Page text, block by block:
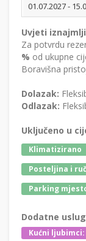
01.07.2027 -
Uvjeti
Za potvrdu
% od ukupne
Boravišna
Dolazak:
Odlazak:
Uključeno u
Klimatizirano
Posteljina i
Parking
Dodatne
Kućni ljubimci: